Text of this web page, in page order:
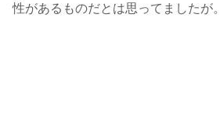
性があるものだとは思ってましたが。